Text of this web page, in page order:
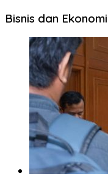
Bisnis dan Ekonomi